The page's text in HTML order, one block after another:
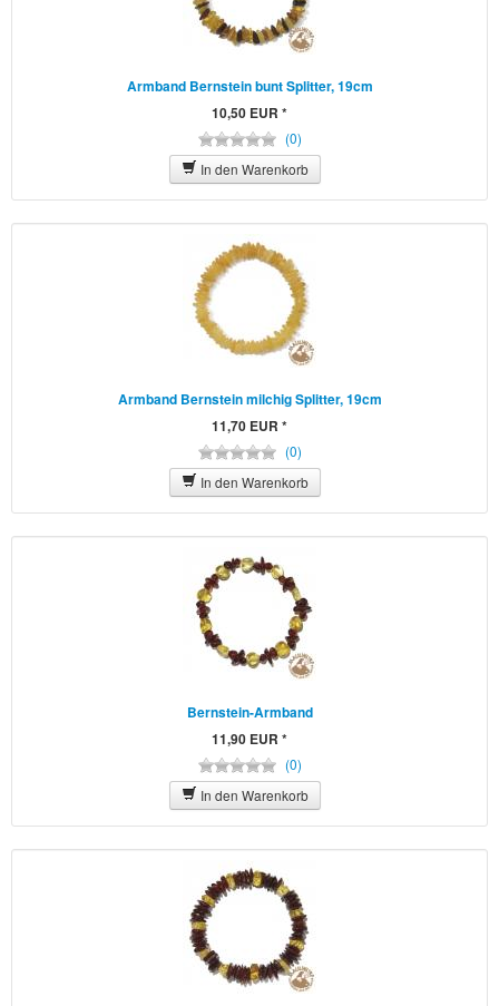
Armband Bernstein bunt Splitter, 19cm
10,50 EUR *
(0)
In den Warenkorb
Armband Bernstein milchig Splitter, 19cm
11,70 EUR *
(0)
In den Warenkorb
Bernstein-Armband
11,90 EUR *
(0)
In den Warenkorb